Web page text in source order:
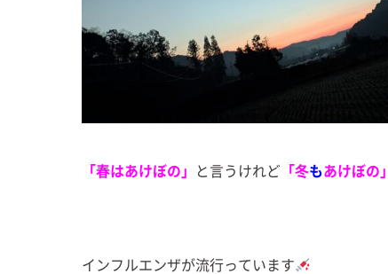
「春はあけぼの」 と言うけれど 「冬もあけぼの」
インフルエンザが流行っています